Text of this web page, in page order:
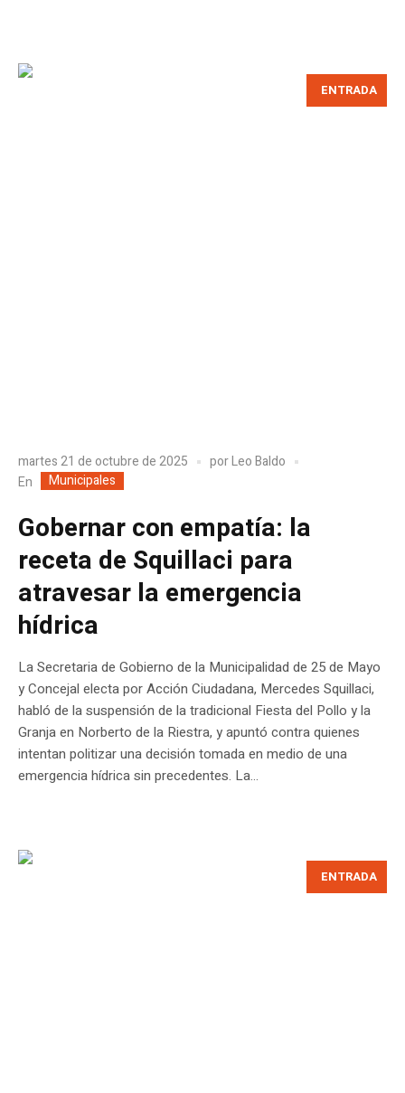
ENTRADA
martes 21 de octubre de 2025 porLeo Baldo
En
Municipales
Gobernar con empatía: la
receta de Squillaci para
atravesar la emergencia
hídrica
La Secretaria de Gobierno de la Municipalidad de 25 de Mayo
y Concejal electa por Acción Ciudadana, Mercedes Squillaci,
habló de la suspensión de la tradicional Fiesta del Pollo y la
Granja en Norberto de la Riestra, y apuntó contra quienes
intentan politizar una decisión tomada en medio de una
emergencia hídrica sin precedentes. La...
ENTRADA